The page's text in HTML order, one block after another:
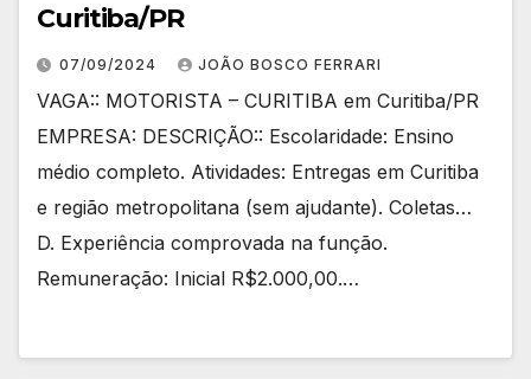
Curitiba/PR
07/09/2024 JOÃO BOSCO FERRARI
VAGA:: MOTORISTA – CURITIBA em Curitiba/PR
EMPRESA: DESCRIÇÃO:: Escolaridade: Ensino
médio completo. Atividades: Entregas em Curitiba
e região metropolitana (sem ajudante). Coletas…
D. Experiência comprovada na função.
Remuneração: Inicial R$2.000,00.…